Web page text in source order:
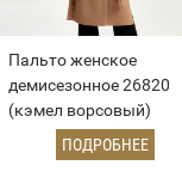
Пальто женское
демисезонное 26820
(кэмел ворсовый)
ПОДРОБНЕЕ